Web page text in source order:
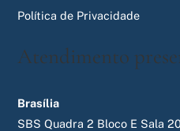
Política de Privacidade
Atendimento
Brasília
SBS Quadra 2 Bloco E Sala